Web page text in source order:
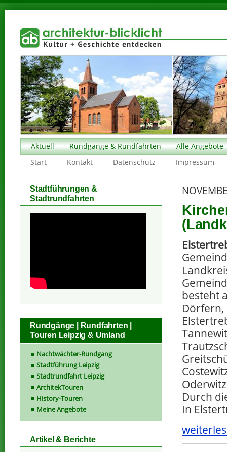
Aktuell Rundgänge & Rundfahrten
Alle Angebote
Start
Kontakt Datenschutz Impressum
besteht
Dörfern,
Durch
In
Stadtführungen &
Stadtrundfahrten
Rundgänge | Rundfahrten |
Touren Leipzig & Umland
Nachtwächter-Rundgang
Stadtführung Leipzig
Stadtrundfahrt Leipzig
ArchitekTouren
History-Touren
Meine Angebote
Artikel & Berichte